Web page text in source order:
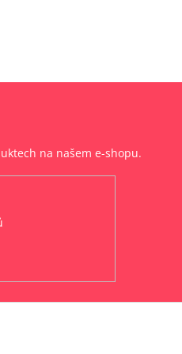
na našem e-shopu.